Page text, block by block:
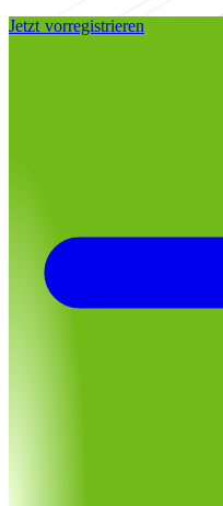
Jetzt vorregistrieren